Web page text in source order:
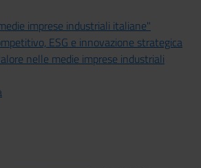
imprese industriali italiane"
ESG e innovazione strategica
nelle medie imprese industriali